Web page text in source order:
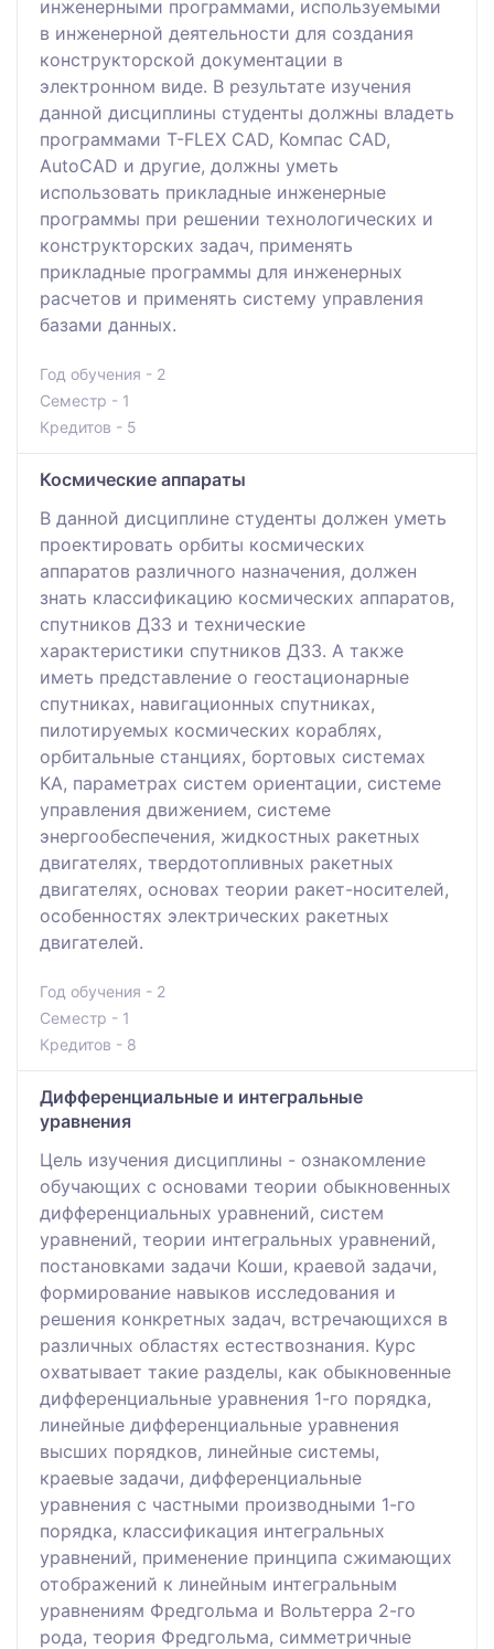
инженерными программами, используемыми
в инженерной деятельности для создания
конструкторской документации в
электронном виде. В результате изучения
данной дисциплины студенты должны владеть
программами T-FLEX CAD, Компас CAD,
AutoCAD и другие, должны уметь
использовать прикладные инженерные
программы при решении технологических и
конструкторских задач, применять
прикладные программы для инженерных
расчетов и применять систему управления
базами данных.
Год обучения - 2
Семестр - 1
Кредитов - 5
Космические аппараты
В данной дисциплине студенты должен уметь
проектировать орбиты космических
аппаратов различного назначения, должен
знать классификацию космических аппаратов,
спутников ДЗЗ и технические
характеристики спутников ДЗЗ. А также
иметь представление о геостационарные
спутниках, навигационных спутниках,
пилотируемых космических кораблях,
орбитальные станциях, бортовых системах
КА, параметрах систем ориентации, системе
управления движением, системе
энергообеспечения, жидкостных ракетных
двигателях, твердотопливных ракетных
двигателях, основах теории ракет-носителей,
особенностях электрических ракетных
двигателей.
Год обучения - 2
Семестр - 1
Кредитов - 8
Дифференциальные и интегральные
уравнения
Цель изучения дисциплины - ознакомление
обучающих с основами теории обыкновенных
дифференциальных уравнений, систем
уравнений, теории интегральных уравнений,
постановками задачи Коши, краевой задачи,
формирование навыков исследования и
решения конкретных задач, встречающихся в
различных областях естествознания. Курс
охватывает такие разделы, как обыкновенные
дифференциальные уравнения 1-го порядка,
линейные дифференциальные уравнения
высших порядков, линейные системы,
краевые задачи, дифференциальные
уравнения с частными производными 1-го
порядка, классификация интегральных
уравнений, применение принципа сжимающих
отображений к линейным интегральным
уравнениям Фредгольма и Вольтерра 2-го
рода, теория Фредгольма, симметричные